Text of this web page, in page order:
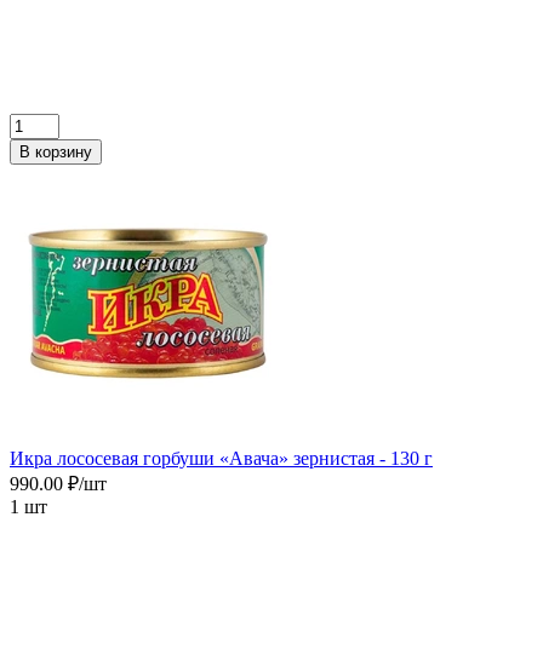
В корзину
Икра лососевая горбуши «Авача» зернистая - 130 г
990.00 ₽/шт
1 шт